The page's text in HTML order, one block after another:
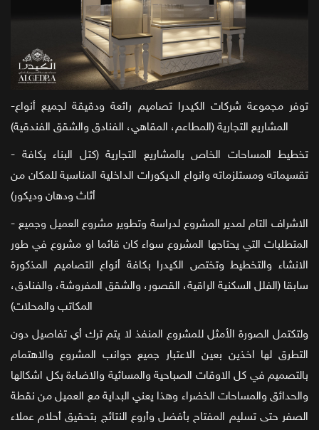
-توفر مجموعة شركات الكيدرا تصاميم رائعة ودقيقة لجميع أنواع
المشاريع التجارية (المطاعم، المقاهي، الفنادق والشقق الفندقية)
- تخطيط المساحات الخاص بالمشاريع التجارية (كتل البناء بكافة
تقسيماته ومستلزماته وانواع الديكورات الداخلية المناسبة للمكان من
أثاث ودهان وديكور)
- الاشراف التام لمدير المشروع لدراسة وتطوير مشروع العميل وجميع
المتطلبات التي يحتاجها المشروع سواء كان قائما او مشروع في طور
الانشاء والتخطيط وتختص الكيدرا بكافة أنواع التصاميم المذكورة
سابقا (الفلل السكنية الراقية، القصور، والشقق المفروشة، والفنادق،
المكاتب والمحلات)
ولتكتمل الصورة الأمثل للمشروع المنفذ لا يتم ترك أي تفاصيل دون
التطرق لها اخذين بعين الاعتبار جميع جوانب المشروع والاهتمام
بالتصميم في كل الاوقات الصباحية والمسائية والاضاءة بكل اشكالها
والحدائق والمساحات الخضراء وهذا يعني البداية مع العميل من نقطة
الصفر حتى تسليم المفتاح بأفضل وأروع النتائج بتحقيق أحلام عملاء